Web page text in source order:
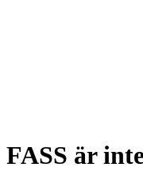
FASS är